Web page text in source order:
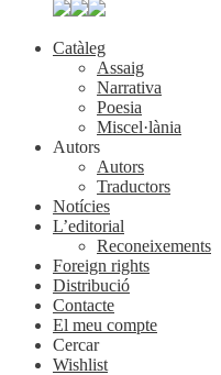
Catàleg
Assaig
Narrativa
Poesia
Miscel·lània
Autors
Autors
Traductors
Notícies
L’editorial
Reconeixements
Foreign rights
Distribució
Contacte
El meu compte
Cercar
Wishlist